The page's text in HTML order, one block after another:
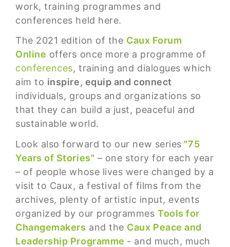
work, training programmes and
conferences held here.
The 2021 edition of the Caux Forum
Online offers once more a programme of
conferences, training and dialogues which
aim to inspire, equip and connect
individuals, groups and organizations so
that they can build a just, peaceful and
sustainable world.
Look also forward to our new series "75
Years of Stories" – one story for each year
– of people whose lives were changed by a
visit to Caux, a festival of films from the
archives, plenty of artistic input, events
organized by our programmesTools for
Changemakers and the Caux Peace and
Leadership Programme - and much, much